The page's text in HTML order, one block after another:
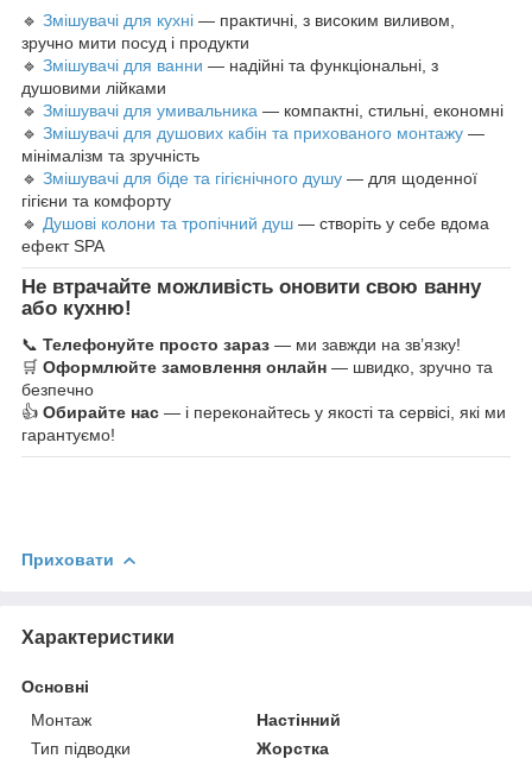
🔹 Змішувачі для кухні — практичні, з високим виливом,
зручно мити посуд і продукти
🔹 Змішувачі для ванни — надійні та функціональні, з
душовими лійками
🔹 Змішувачі для умивальника — компактні, стильні, економні
🔹 Змішувачі для душових кабін та прихованого монтажу —
мінімалізм та зручність
🔹 Змішувачі для біде та гігієнічного душу — для щоденної
гігієни та комфорту
🔹 Душові колони та тропічний душ — створіть у себе вдома
ефект SPA
Не втрачайте можливість оновити свою ванну
або кухню!
📞 Телефонуйте просто зараз — ми завжди на зв’язку!
🛒 Оформлюйте замовлення онлайн — швидко, зручно та
безпечно
👍 Обирайте нас — і переконайтесь у якості та сервісі, які ми
гарантуємо!
Приховати
Характеристики
Основні
Монтаж
Настінний
Тип підводки
Жорстка